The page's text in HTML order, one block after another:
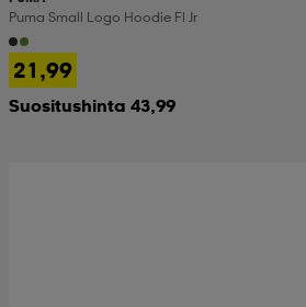
Puma Small Logo Hoodie Fl Jr
21,99
Suositushinta 43,99